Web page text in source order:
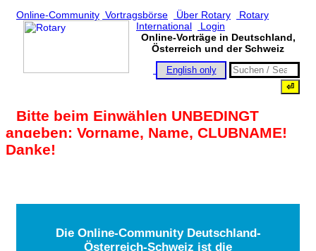
Online-Community Vortragsbörse Über Rotary
Rotary
International
Login
Online-Vorträge in Deutschland,
Österreich und der Schweiz
English only
Bitte beim Einwählen UNBEDINGT
angeben: Vorname, Name, CLUBNAME!
Danke!
Die Online-Community Deutschland-
Österreich-Schweiz ist die